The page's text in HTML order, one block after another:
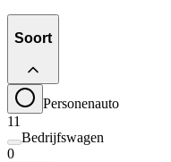
Soort
Personenauto
11
Bedrijfswagen
0